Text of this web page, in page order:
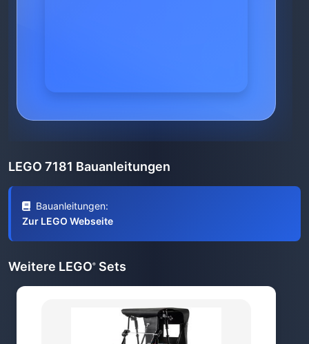
LEGO 7181 Bauanleitungen
Bauanleitungen:
Zur LEGO Webseite
Weitere LEGO® Sets